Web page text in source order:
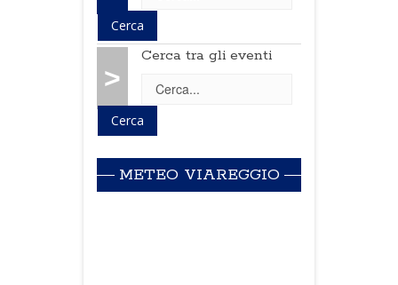
>
Cerca tra gli eventi
METEO VIAREGGIO